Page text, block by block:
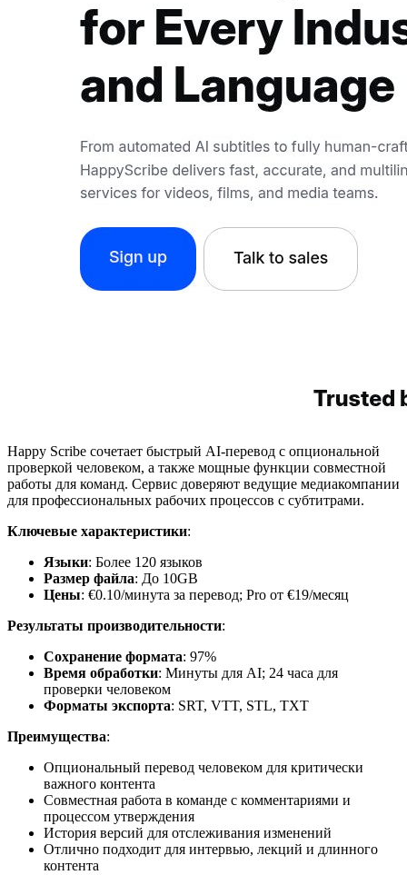
Happy Scribe сочетает быстрый AI-перевод с опциональной
проверкой человеком, а также мощные функции совместной
работы для команд. Сервис доверяют ведущие медиакомпании
для профессиональных рабочих процессов с субтитрами.
Ключевые характеристики:
Языки: Более 120 языков
Размер файла: До 10GB
Цены: €0.10/минута за перевод; Pro от €19/месяц
Результаты производительности:
Сохранение формата: 97%
Время обработки: Минуты для AI; 24 часа для
проверки человеком
Форматы экспорта: SRT, VTT, STL, TXT
Преимущества:
Опциональный перевод человеком для критически
важного контента
Совместная работа в команде с комментариями и
процессом утверждения
История версий для отслеживания изменений
Отлично подходит для интервью, лекций и длинного
контента